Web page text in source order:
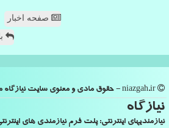
صفحه اخبار
نیازگاه
نیازمندیهای اینترنتی: پلت فرم نیازمندی های